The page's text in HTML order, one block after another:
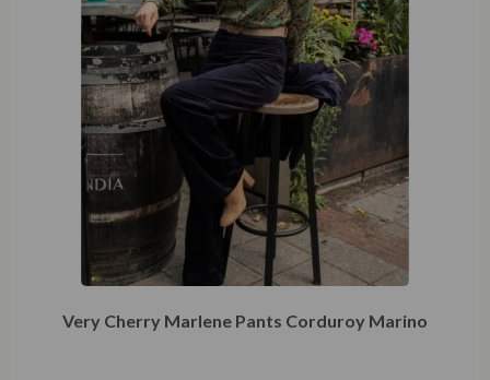
Very Cherry Marlene Pants Corduroy Marino